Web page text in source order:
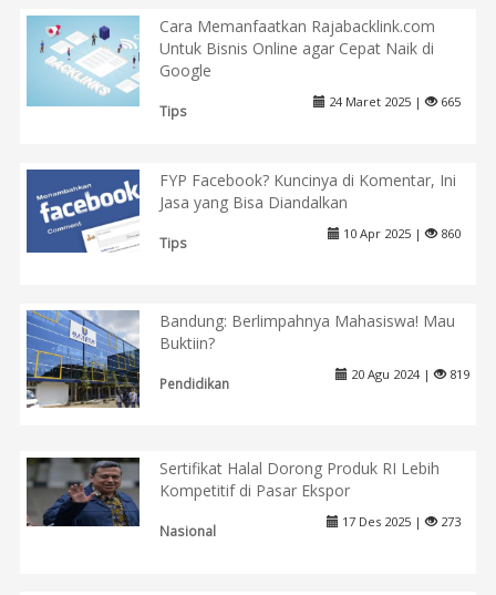
Cara Memanfaatkan Rajabacklink.com
Untuk Bisnis Online agar Cepat Naik di
Google
Tips
24 Maret 2025 | 665
FYP Facebook? Kuncinya di Komentar, Ini
Jasa yang Bisa Diandalkan
Tips
10 Apr 2025 | 860
Bandung: Berlimpahnya Mahasiswa! Mau
Buktiin?
Pendidikan
20 Agu 2024 | 819
Sertifikat Halal Dorong Produk RI Lebih
Kompetitif di Pasar Ekspor
Nasional
17 Des 2025 | 273